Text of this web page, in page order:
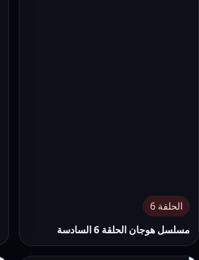
الحلقة 6
مسلسل هوجان الحلقة 6 السادسة